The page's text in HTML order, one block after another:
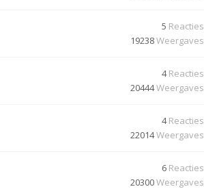
5 Reacties
19238Weergaves
4Reacties
20444Weergaves
4Reacties
22014Weergaves
6 Reacties
20300Weergaves